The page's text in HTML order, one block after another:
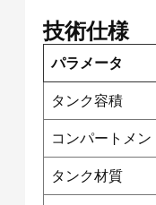
技術仕様
パラメータ
タンク容積
コンパートメン
タンク材質